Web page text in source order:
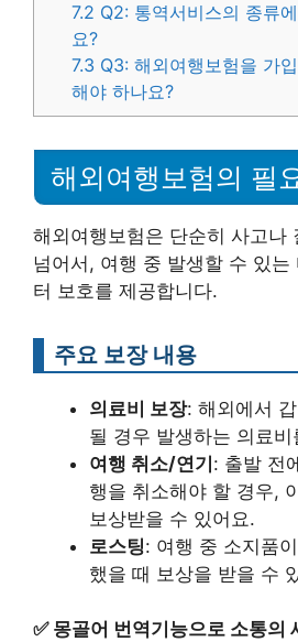
7.2 Q2: 통역서비스의 종류
요?
7.3 Q3: 해외여행보험을 가
해야 하나요?
해외여행보험의 필
해외여행보험은 단순히 사고나
넘어서, 여행 중 발생할 수 있는
터 보호를 제공합니다.
주요 보장 내용
의료비 보장: 해외에서
될 경우 발생하는 의료
여행 취소/연기: 출발 전
행을 취소해야 할 경우,
보상받을 수 있어요.
로스팅: 여행 중 소지품
했을 때 보상을 받을 수
✅ 몽골어 번역기능으로 소통의